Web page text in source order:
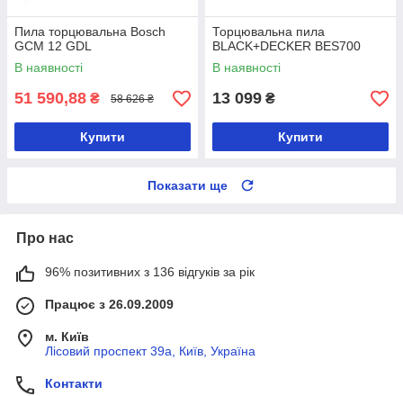
Пила торцювальна Bosch
GCM 12 GDL
В наявності
51 590,88 ₴ 58 626 ₴
Купити
Торцювальна пила
BLACK+DECKER BES700
В наявності
13 099 ₴
Купити
Показати ще
Про нас
96% позитивних з 136 відгуків за рік
Працює з 26.09.2009
м. Київ
Лісовий проспект 39а, Київ, Україна
Контакти